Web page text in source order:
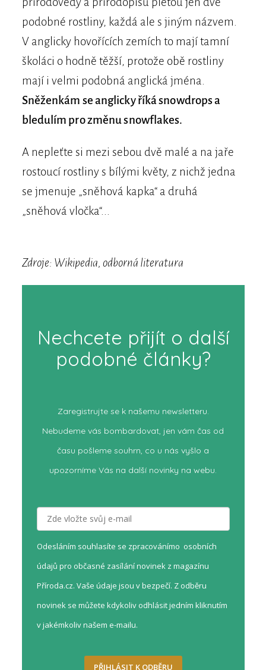
podobné rostliny, každá ale s jiným názvem.
V anglicky hovořících zemích to mají tamní
školáci o hodně těžší, protože obě rostliny
mají i velmi podobná anglická jména.
Sněženkám se anglicky říká snowdrops a
bledulím pro změnu snowflakes.
A nepleťte si mezi sebou dvě malé a na jaře
rostoucí rostliny s bílými květy, z nichž jedna
se jmenuje „sněhová kapka“ a druhá
„sněhová vločka“...
Zdroje: Wikipedia, odborná literatura
Nechcete přijít o další
podobné články?
Zaregistrujte se k našemu newsletteru.
Nebudeme vás bombardovat, jen vám čas od
času pošleme souhrn, co u nás vyšlo a
upozorníme Vás na další novinky na webu.
Odesláním souhlasíte se zpracovánímo osobních
údajů pro občasné zasílání novinek z magazínu
Příroda.cz. Vaše údaje jsou v bezpečí. Z odběru
novinek se můžete kdykoliv odhlásit jedním kliknutím
v jakémkoliv našem e-mailu.
PŘIHLÁSIT K ODBĚRU